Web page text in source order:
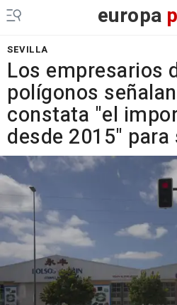
europa
SEVILLA
Los empresarios
polígonos
constata "el
desde 2015"